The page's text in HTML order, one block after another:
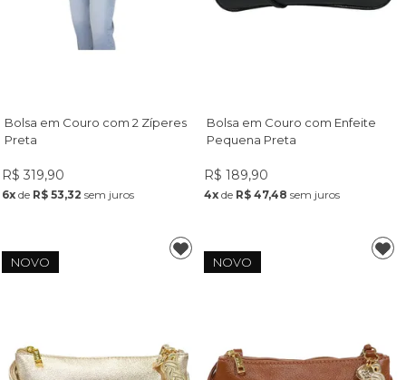
Bolsa em Couro com 2 Zíperes
Preta
R$ 319,90
6xde R$ 53,32 sem juros
Bolsa em Couro com Enfeite
Pequena Preta
R$ 189,90
4x de R$ 47,48 sem juros
NOVO NOVO